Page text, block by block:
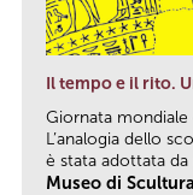
Il tempo e il rito.
Giornata mondiale
L’analogia dello
è stata adottata
Museo di